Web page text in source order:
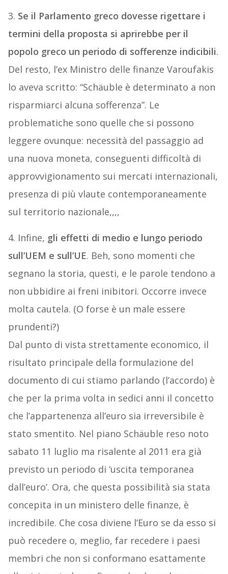
3. Se il Parlamento greco dovesse rigettare i
termini della proposta si aprirebbe per il
popolo greco un periodo di sofferenze indicibili.
Del resto, l’ex Ministro delle finanze Varoufakis
lo aveva scritto: “Schäuble è determinato a non
risparmiarci alcuna sofferenza”. Le
problematiche sono quelle che si possono
leggere ovunque: necessità del passaggio ad
una nuova moneta, conseguenti difficoltà di
approvvigionamento sui mercati internazionali,
presenza di più vlaute contemporaneamente
sul territorio nazionale,,,,
4. Infine, gli effetti di medio e lungo periodo
sull’UEM e sull’UE. Beh, sono momenti che
segnano la storia, questi, e le parole tendono a
non ubbidire ai freni inibitori. Occorre invece
molta cautela. (O forse è un male essere
prundenti?)
Dal punto di vista strettamente economico, il
risultato principale della formulazione del
documento di cui stiamo parlando (l’accordo) è
che per la prima volta in sedici anni il concetto
che l’appartenenza all’euro sia irreversibile è
stato smentito. Nel piano Schäuble reso noto
sabato 11 luglio ma risalente al 2011 era già
previsto un periodo di ‘uscita temporanea
dall’euro’. Ora, che questa possibilità sia stata
concepita in un ministero delle finanze, è
incredibile. Che cosa diviene l’Euro se da esso si
può recedere o, meglio, far recedere i paesi
membri che non si conformano esattamente